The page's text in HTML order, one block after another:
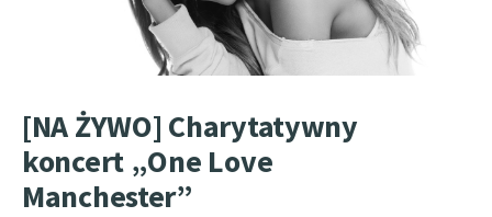
[NA ŻYWO] Charytatywny
koncert „One Love
Manchester”